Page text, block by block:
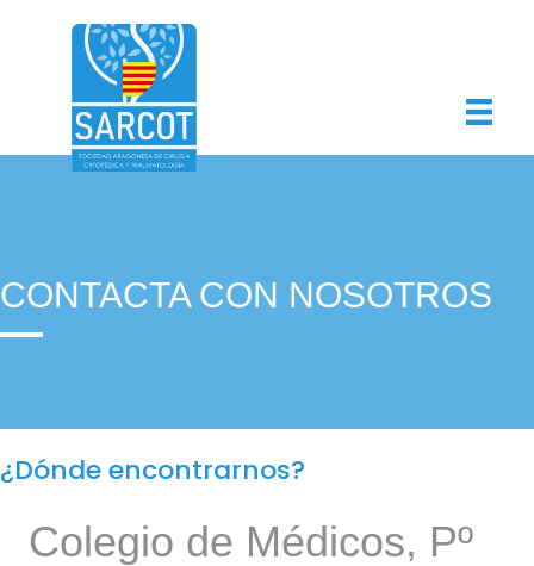
CONTACTA CON NOSOTROS
¿Dónde encontrarnos?
Colegio de Médicos, Pº